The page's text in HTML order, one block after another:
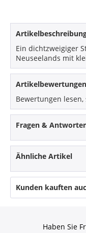
Ein dichtzweigiger
Neuseelands mit
Artikelbewertungen
Bewertungen
Fragen &
Ähnliche Artikel
Kunden kauften
Haben Sie